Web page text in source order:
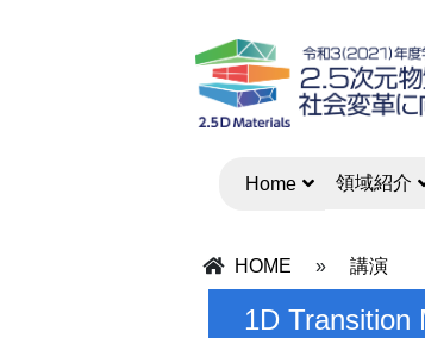
Home 領域紹介
HOME » 講演
1D Transition